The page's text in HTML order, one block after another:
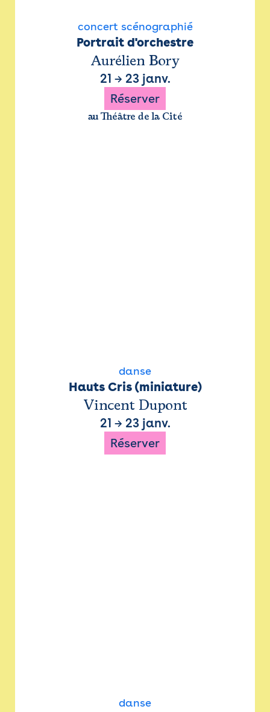
concert scénographié
Portrait d'orchestre
Aurélien Bory
21 → 23 janv.
Réserver
au Théâtre de la Cité
danse
Hauts Cris (miniature)
Vincent Dupont
21 → 23 janv.
Réserver
danse